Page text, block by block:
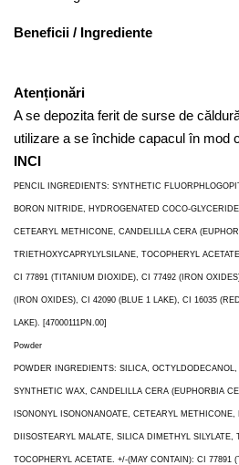
Beneficii / Ingrediente
Atenționări
A se depozita ferit de surse de
utilizare a se închide capacul în mod
INCI
PENCIL INGREDIENTS: SYNTHETIC
BORON NITRIDE, HYDROGENATED COCO-
CETEARYL METHICONE, CANDELILLA CERA
TRIETHOXYCAPRYLYLSILANE, TOCOPHERYL
CI 77891 (TITANIUM DIOXIDE), CI 77492 (IRON
(IRON OXIDES), CI 42090 (BLUE 1 LAKE), CI 16035
LAKE). [47000111PN.00]
Powder
POWDER INGREDIENTS: SILICA, OCTYLDODECANOL,
SYNTHETIC WAX, CANDELILLA CERA (EUPHORBIA
ISONONYL ISONONANOATE, CETEARYL METHICONE,
DIISOSTEARYL MALATE, SILICA DIMETHYL SILYLATE,
TOCOPHERYL ACETATE. +/-(MAY CONTAIN): CI 77891